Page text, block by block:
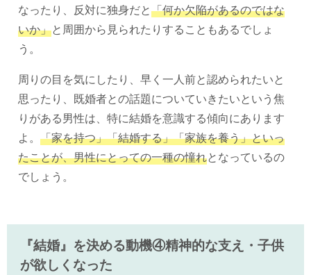
なったり、反対に独身だと「何か欠陥があるのではな
いか」と周囲から見られたりすることもあるでしょ
う。
周りの目を気にしたり、早く一人前と認められたいと
思ったり、既婚者との話題についていきたいという焦
りがある男性は、特に結婚を意識する傾向にあります
よ。 「家を持つ」「結婚する」「家族を養う」といっ
たことが、男性にとっての一種の憧れとなっているの
でしょう。
『結婚』を決める動機④精神的な支え・子供
が欲しくなった